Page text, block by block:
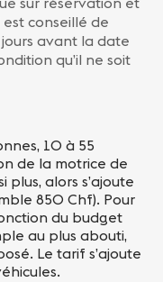
conseillé de
avant la date
qu’il ne soit
10 à 55
de la motrice de
alors s’ajoute
850 Chf). Pour
du budget
au plus abouti,
Le tarif s’ajoute